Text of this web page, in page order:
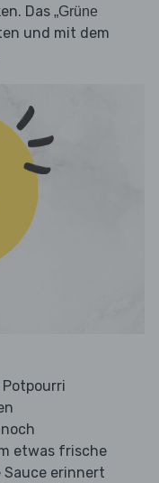
Das „Grüne
und mit dem
etwas frische
Sauce erinnert